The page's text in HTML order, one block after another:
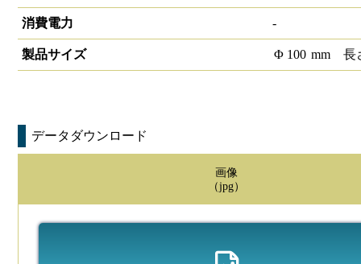
消費電力 -
製品サイズ Φ 100 mm 長
データダウンロード
画像
（jpg）